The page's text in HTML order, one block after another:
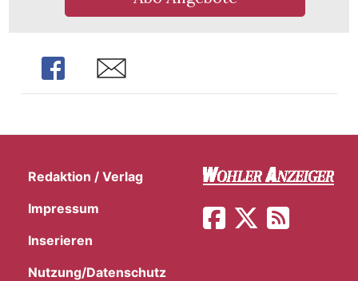
Share Share
Redaktion / Verlag
Impressum
Inserieren
Nutzung/Datenschutz